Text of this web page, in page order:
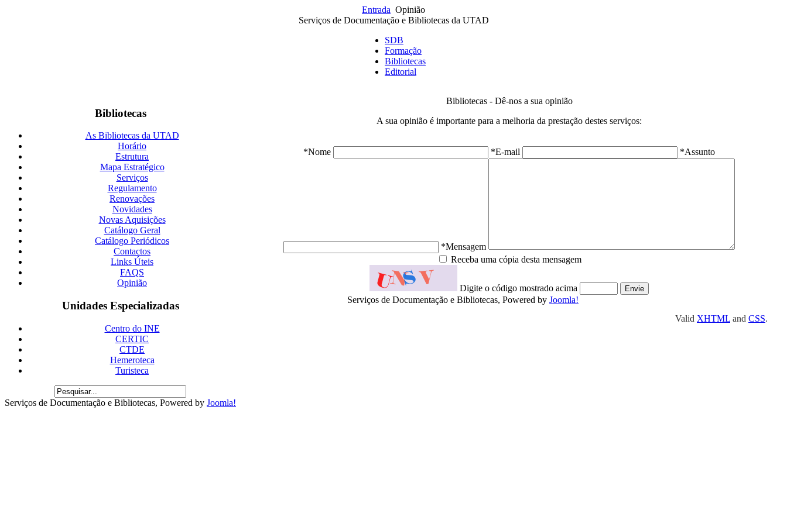
Entrada Opinião
Serviços de Documentação e Bibliotecas da UTAD
SDB
Formação
Bibliotecas
Editorial
Bibliotecas
As Bibliotecas da UTAD
Horário
Estrutura
Mapa Estratégico
Serviços
Regulamento
Renovações
Novidades
Novas Aquisições
Catálogo Geral
Catálogo Periódicos
Contactos
Links Úteis
FAQS
Opinião
Unidades Especializadas
Centro do INE
CERTIC
CTDE
Hemeroteca
Turisteca
Serviços de Documentação e Bibliotecas, Powered by Joomla!
Bibliotecas - Dê-nos a sua opinião
A sua opinião é importante para a melhoria da prestação destes serviços:
*Nome *E-mail *Assunto
*Mensagem
Receba uma cópia desta mensagem
Digite o código mostrado acima
Valid XHTML and CSS.
Serviços de Documentação e Bibliotecas, Powered by Joomla!